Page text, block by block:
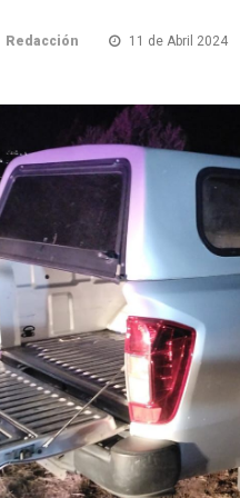
Redacción 11 de Abril 2024